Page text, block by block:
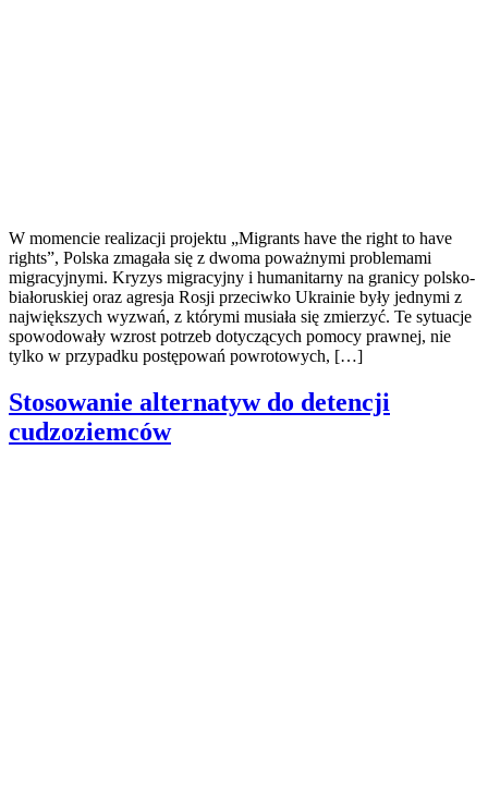
W momencie realizacji projektu „Migrants have the right to have
rights”, Polska zmagała się z dwoma poważnymi problemami
migracyjnymi. Kryzys migracyjny i humanitarny na granicy polsko-
białoruskiej oraz agresja Rosji przeciwko Ukrainie były jednymi z
największych wyzwań, z którymi musiała się zmierzyć. Te sytuacje
spowodowały wzrost potrzeb dotyczących pomocy prawnej, nie
tylko w przypadku postępowań powrotowych, […]
Stosowanie alternatyw do detencji
cudzoziemców